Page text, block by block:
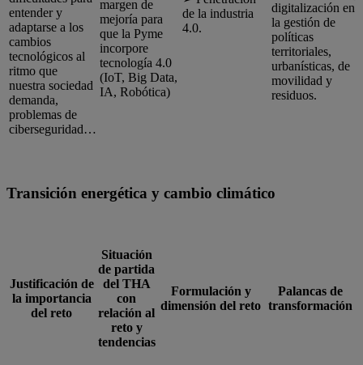
entender y
adaptarse a los
cambios
tecnológicos al
ritmo que
nuestra sociedad
demanda,
problemas de
ciberseguridad…
margen de
mejoría para
que la Pyme
incorpore
tecnología 4.0
(IoT, Big Data,
IA, Robótica)
de la industria
4.0.
digitalización en
la gestión de
políticas
territoriales,
urbanísticas, de
movilidad y
residuos.
Transición energética y cambio climático
Justificación de
la importancia
del reto
Situación
de partida
del THA
con
relación al
reto y
tendencias
Formulación y
dimensión del reto
Palancas de
transformación